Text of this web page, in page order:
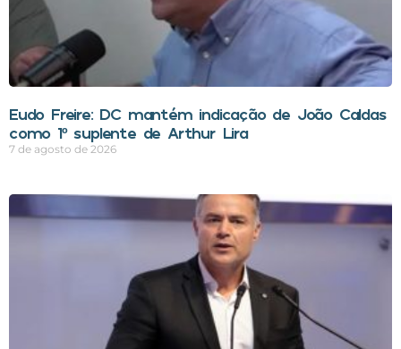
Eudo Freire: DC mantém indicação de João Caldas
como 1º suplente de Arthur Lira
7 de agosto de 2026